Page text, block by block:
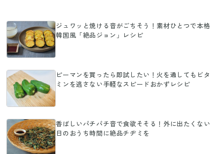
ジュワッと焼ける音がごちそう！素材ひとつで本格
韓国風「絶品ジョン」レシピ
ピーマンを買ったら即試したい！火を通してもビタ
ミンを逃さない手軽なスピードおかずレシピ
香ばしいパチパチ音で食欲そそる！外に出たくない
日のおうち時間に絶品チヂミを